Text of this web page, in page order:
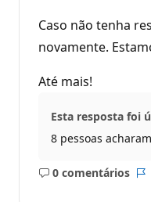
Caso não tenha
novamente.
Até mais!
Esta resposta foi
8 pessoas
0 comentários
Sem